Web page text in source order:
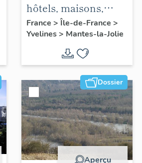
hôtels, maisons,
immeubles
France > Île-de-France >
Yvelines> Mantes-la-Jolie
Dossier
Aperçu